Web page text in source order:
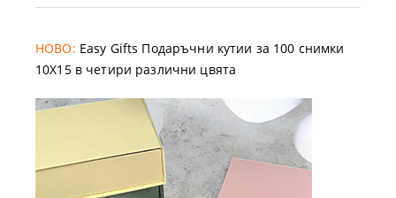
НОВО: Easy Gifts Подаръчни кутии за 100 снимки
10X15 в четири различни цвята